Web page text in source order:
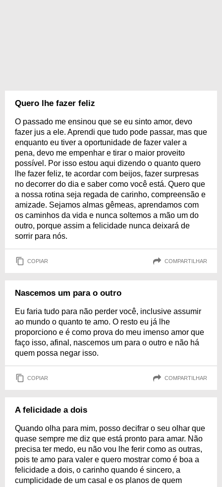
Quero lhe fazer feliz
O passado me ensinou que se eu sinto amor, devo
fazer jus a ele. Aprendi que tudo pode passar, mas que
enquanto eu tiver a oportunidade de fazer valer a
pena, devo me empenhar e tirar o maior proveito
possível. Por isso estou aqui dizendo o quanto quero
lhe fazer feliz, te acordar com beijos, fazer surpresas
no decorrer do dia e saber como você está. Quero que
a nossa rotina seja regada de carinho, compreensão e
amizade. Sejamos almas gêmeas, aprendamos com
os caminhos da vida e nunca soltemos a mão um do
outro, porque assim a felicidade nunca deixará de
sorrir para nós.
COPIAR COMPARTILHAR
Nascemos um para o outro
Eu faria tudo para não perder você, inclusive assumir
ao mundo o quanto te amo. O resto eu já lhe
proporciono e é como prova do meu imenso amor que
faço isso, afinal, nascemos um para o outro e não há
quem possa negar isso.
COPIAR COMPARTILHAR
A felicidade a dois
Quando olha para mim, posso decifrar o seu olhar que
quase sempre me diz que está pronto para amar. Não
precisa ter medo, eu não vou lhe ferir como as outras,
pois te amo para valer e quero mostrar como é boa a
felicidade a dois, o carinho quando é sincero, a
cumplicidade de um casal e os planos de quem